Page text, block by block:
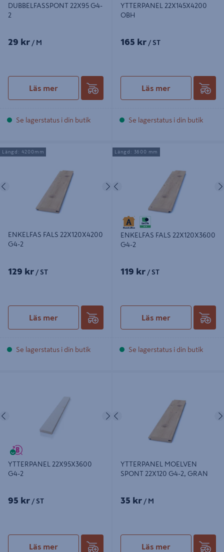
DUBBELFASSPONT 22X95 G4-
2
29 kr / M
Läs mer
Se lagerstatus i din butik
YTTERPANEL 22X145X4200
OBH
165 kr / ST
Läs mer
Se lagerstatus i din butik
ENKELFAS FALS 22X120X4200 G4-
2
Nästa
ENKELFAS FALS 22X120X4200
G4-2
129 kr / ST
Läs mer
Längd: 4200mm
Se lagerstatus i din butik
ENKELFAS FALS 22X120X3600 G4-
2
ENKELFAS FALS 22X120X3600
G4-2
119 kr / ST
Läs mer
Längd: 3600 mm
Se lagerstatus i din butik
Nästa
YTTERPANEL 22X95X3600
G4-2
95 kr / ST
Läs mer
YTTERPANEL MOELVEN
SPONT 22X120 G4-2, GRAN
35 kr / M
Läs mer